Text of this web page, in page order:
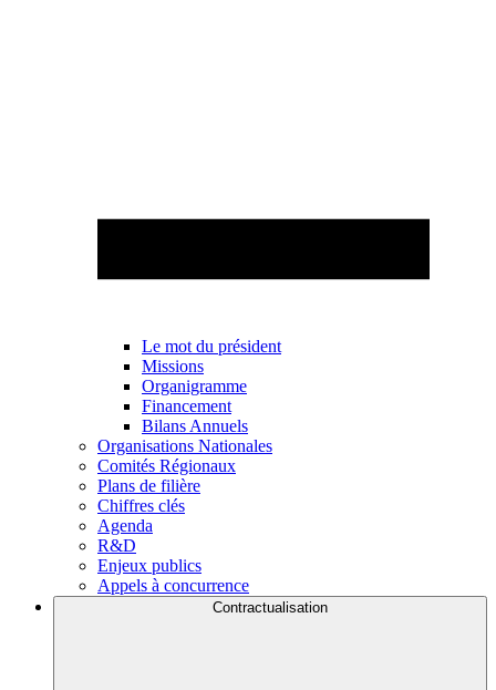
Le mot du président
Missions
Organigramme
Financement
Bilans Annuels
Organisations Nationales
Comités Régionaux
Plans de filière
Chiffres clés
Agenda
R&D
Enjeux publics
Appels à concurrence
Contractualisation